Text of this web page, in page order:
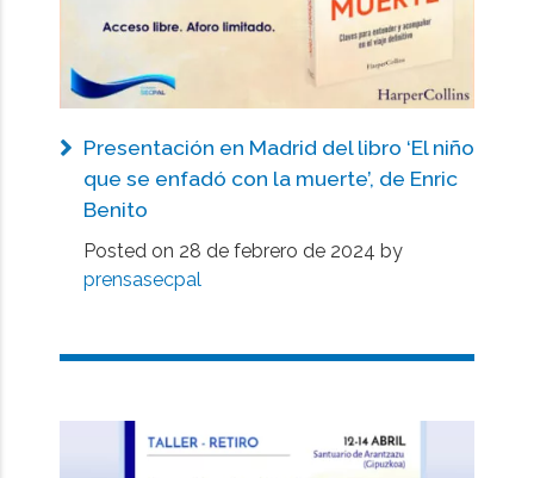
Presentación en Madrid del libro ‘El niño
que se enfadó con la muerte’, de Enric
Benito
Posted on 28 de febrero de 2024 by
prensasecpal